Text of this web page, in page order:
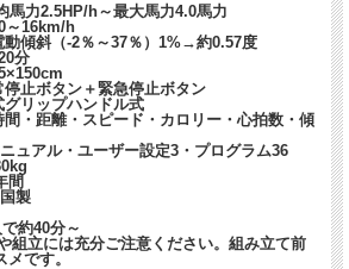
h～最大馬力4.0馬力
h
2％～37％）1%→約0.57度
分
タン＋緊急停止ボタン
リップハンドル式
スピード・カロリー・心拍数・傾
ル・ユーザー設定3・プログラム36
間
約40分～
組立には充分ご注意ください。組み立て前
です。